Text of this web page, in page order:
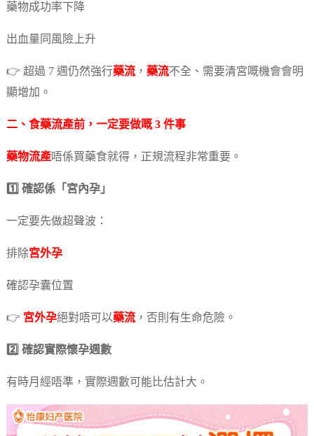
藥物成功率下降
出血量同風險上升
👉 超過 7 週仍然強行藥流， 藥流不全、需要清宮嘅機會會明
顯增加。
二、食藥流產前，一定要做嘅 3 件事
藥物流產唔係買藥食就得，正規流程非常重要。
1️⃣ 確認係「宮內孕」
一定要先做超聲波：
排除宮外孕
確認孕囊位置
👉 宮外孕絕對唔可以藥流，否則有生命危險。
2️⃣ 確認實際懷孕週數
有時月經唔準，實際週數可能比估計大。